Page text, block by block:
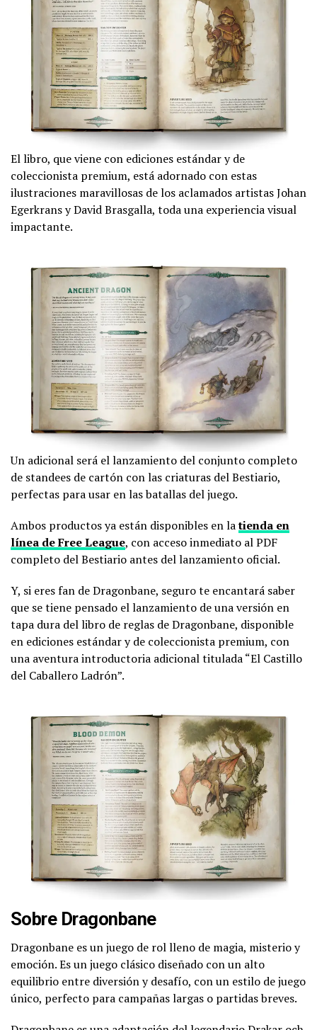
El libro, que viene con ediciones estándar y de
coleccionista premium, está adornado con estas
ilustraciones maravillosas de los aclamados artistas Johan
Egerkrans y David Brasgalla, toda una experiencia visual
impactante.
Un adicional será el lanzamiento del conjunto completo
de standees de cartón con las criaturas del Bestiario,
perfectas para usar en las batallas del juego.
Ambos productos ya están disponibles en latienda en
línea de Free League, con acceso inmediato al PDF
completo del Bestiario antes del lanzamiento oficial.
Y, si eres fan de Dragonbane, seguro te encantará saber
que se tiene pensado el lanzamiento de una versión en
tapa dura del libro de reglas de Dragonbane, disponible
en ediciones estándar y de coleccionista premium, con
una aventura introductoria adicional titulada “El Castillo
del Caballero Ladrón”.
Sobre Dragonbane
Dragonbane es un juego de rol lleno de magia, misterio y
emoción. Es un juego clásico diseñado con un alto
equilibrio entre diversión y desafío, con un estilo de juego
único, perfecto para campañas largas o partidas breves.